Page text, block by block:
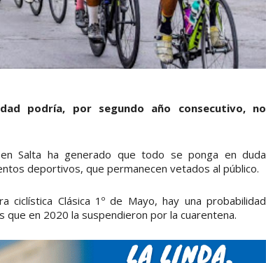
podría, por segundo año consecutivo, no
Salta ha generado que todo se ponga en duda
deportivos, que permanecen vetados al público.
ciclística Clásica 1º de Mayo, hay una probabilidad
en 2020 la suspendieron por la cuarentena.